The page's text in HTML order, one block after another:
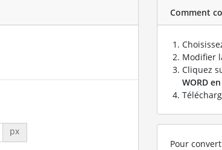
px
Comment
Modifier
Cliquez
WORD en
Pour